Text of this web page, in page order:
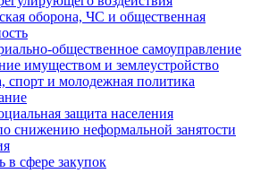
оборона, ЧС и общественная
общественное самоуправление
имуществом и землеустройство
спорт и молодежная политика
защита населения
снижению неформальной занятости
в сфере закупок